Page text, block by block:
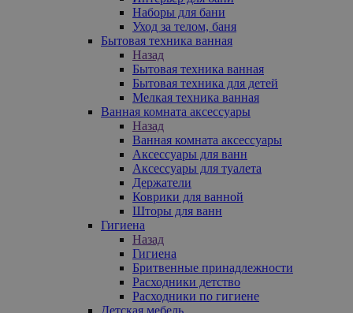
Наборы для бани
Уход за телом, баня
Бытовая техника ванная
Назад
Бытовая техника ванная
Бытовая техника для детей
Мелкая техника ванная
Ванная комната аксессуары
Назад
Ванная комната аксессуары
Аксессуары для ванн
Аксессуары для туалета
Держатели
Коврики для ванной
Шторы для ванн
Гигиена
Назад
Гигиена
Бритвенные принадлежности
Расходники детство
Расходники по гигиене
Детская мебель